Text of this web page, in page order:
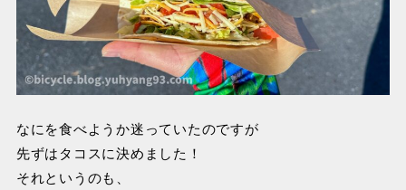
なにを食べようか迷っていたのですが
先ずはタコスに決めました！
それというのも、